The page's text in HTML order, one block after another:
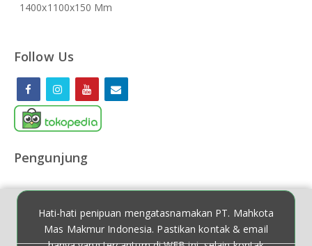
1400x1100x150 Mm
Hati-hati penipuan mengatasnamakan PT. Mahkota
Mas Makmur Indonesia. Pastikan kontak & email
Follow Us
Pengunjung